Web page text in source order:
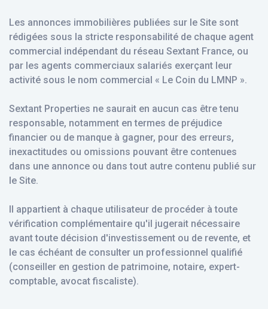
Les annonces immobilières publiées sur le Site sont
rédigées sous la stricte responsabilité de chaque agent
commercial indépendant du réseau Sextant France, ou
par les agents commerciaux salariés exerçant leur
activité sous le nom commercial « Le Coin du LMNP ».
Sextant Properties ne saurait en aucun cas être tenu
responsable, notamment en termes de préjudice
financier ou de manque à gagner, pour des erreurs,
inexactitudes ou omissions pouvant être contenues
dans une annonce ou dans tout autre contenu publié sur
le Site.
Il appartient à chaque utilisateur de procéder à toute
vérification complémentaire qu'il jugerait nécessaire
avant toute décision d'investissement ou de revente, et
le cas échéant de consulter un professionnel qualifié
(conseiller en gestion de patrimoine, notaire, expert-
comptable, avocat fiscaliste).